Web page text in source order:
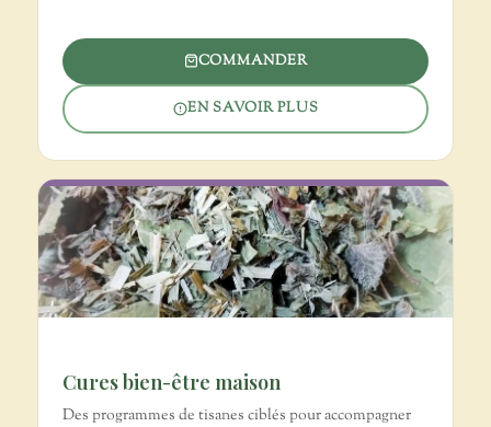
COMMANDER
EN SAVOIR PLUS
Cures bien-être maison
Des programmes de tisanes ciblés pour accompagner